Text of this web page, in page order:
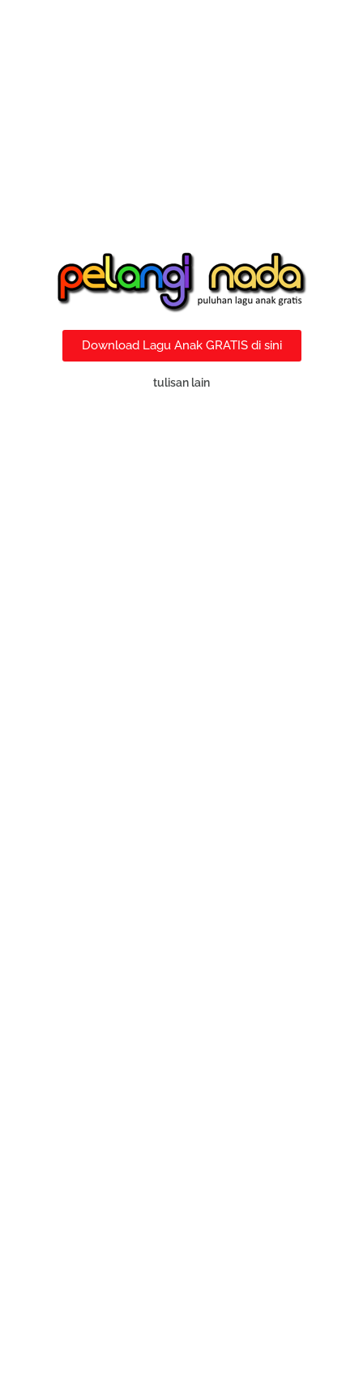
Download Lagu Anak GRATIS di sini
tulisan lain